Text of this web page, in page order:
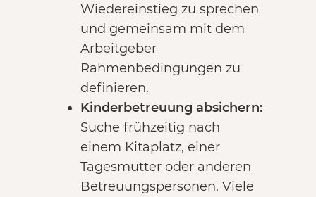
Wiedereinstieg zu sprechen
und gemeinsam mit dem
Arbeitgeber
Rahmenbedingungen zu
definieren.
Kinderbetreuung absichern:
Suche frühzeitig nach
einem Kitaplatz, einer
Tagesmutter oder anderen
Betreuungspersonen. Viele